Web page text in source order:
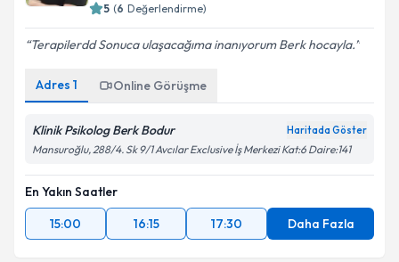
5 (6 Değerlendirme)
Terapilerdd Sonuca ulaşacağıma inanıyorum Berk hocayla.
Adres 1 Online Görüşme
Klinik Psikolog Berk Bodur Haritada Göster
Mansuroğlu, 288/4. Sk 9/1 Avcılar Exclusive İş Merkezi Kat:6 Daire:141
En Yakın Saatler
15:00
16:15 17:30 Daha Fazla